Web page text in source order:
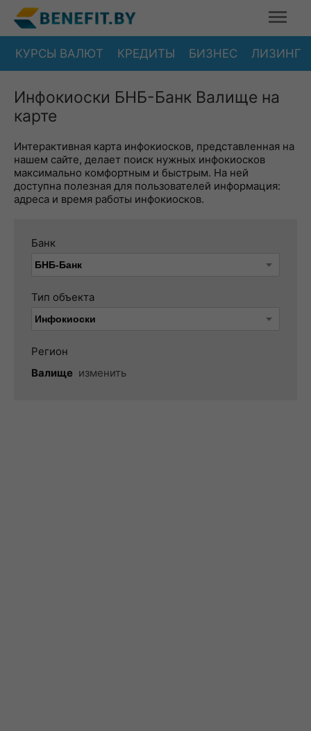
КУРСЫ ВАЛЮТ КРЕДИТЫ БИЗНЕС ЛИЗИНГ
Инфокиоски БНБ-Банк Валище на
карте
Интерактивная карта инфокиосков, представленная на
нашем сайте, делает поиск нужных инфокиосков
максимально комфортным и быстрым. На ней
доступна полезная для пользователей информация:
адреса и время работы инфокиосков.
Банк
Тип объекта
Регион
Валище изменить